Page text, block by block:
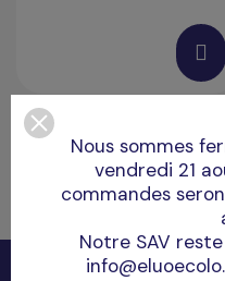
& remise dès 100
Nous sommes
vendredi 21
commandes
Notre SAV